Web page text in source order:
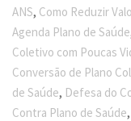
ANS, Como Reduzir
Agenda Plano de Saúde
Coletivo com Poucas
Conversão de Plano
de Saúde, Defesa do
Contra Plano de Saúde,